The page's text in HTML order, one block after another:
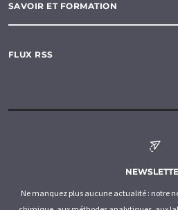
SAVOIR ET FORMATION
FLUX RSS
Ne manquez plus aucune actualité : notre